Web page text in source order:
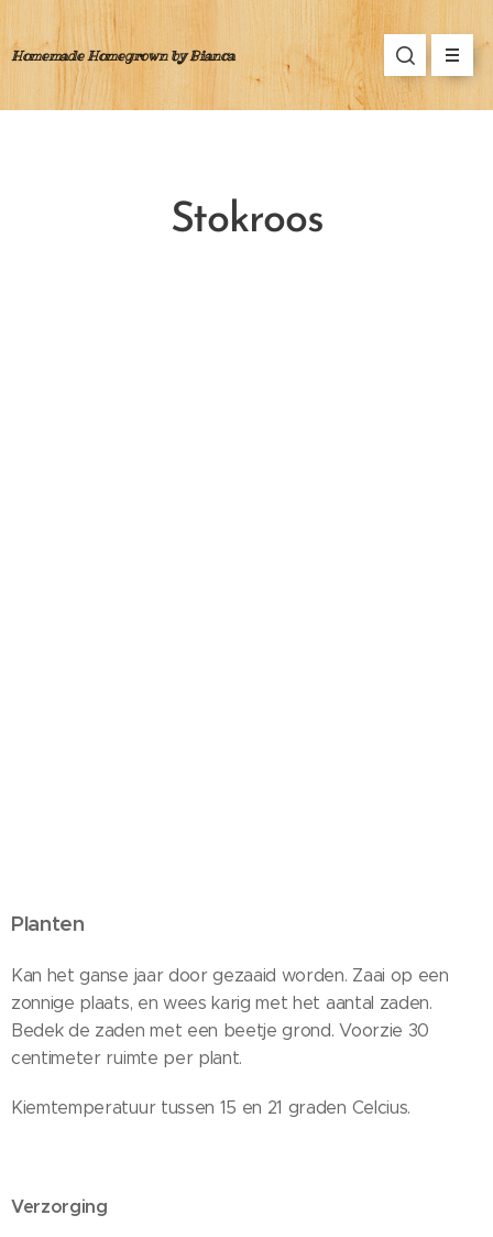
Homemade Homegrown by Bianca
Stokroos
Planten
Kan het ganse jaar door gezaaid worden. Zaai op een
zonnige plaats, en wees karig met het aantal zaden.
Bedek de zaden met een beetje grond. Voorzie 30
centimeter ruimte per plant.
Kiemtemperatuur tussen 15 en 21 graden Celcius.
Verzorging